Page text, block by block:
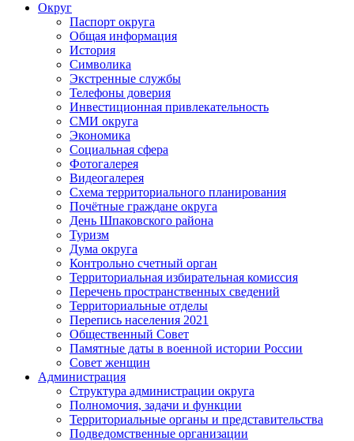
Округ
Паспорт округа
Общая информация
История
Символика
Экстренные службы
Телефоны доверия
Инвестиционная привлекательность
СМИ округа
Экономика
Социальная сфера
Фотогалерея
Видеогалерея
Схема территориального планирования
Почётные граждане округа
День Шпаковского района
Туризм
Дума округа
Контрольно счетный орган
Территориальная избирательная комиссия
Перечень пространственных сведений
Территориальные отделы
Перепись населения 2021
Общественный Совет
Памятные даты в военной истории России
Совет женщин
Администрация
Структура администрации округа
Полномочия, задачи и функции
Территориальные органы и представительства
Подведомственные организации